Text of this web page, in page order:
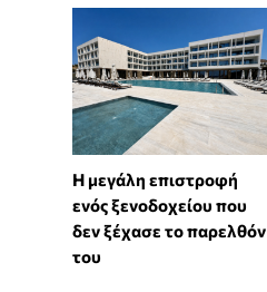
Η μεγάλη επιστροφή
ενός ξενοδοχείου που
δεν ξέχασε το παρελθόν
του